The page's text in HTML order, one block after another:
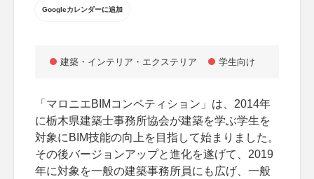
Googleカレンダーに追加
建築・インテリア・エクステリア 学生向け
「マロニエBIMコンペティション」は、2014年
に栃木県建築士事務所協会が建築を学ぶ学生を
対象にBIM技能の向上を目指して始まりました。
その後バージョンアップと進化を遂げて、2019
年に対象を一般の建築事務所員にも広げ、一般